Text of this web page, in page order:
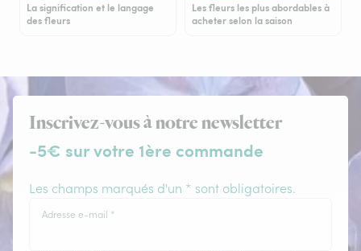
La signification et le langage
des fleurs
Les fleurs les plus abordables à
acheter selon la saison
Inscrivez-vous à notre newsletter
-5€ sur votre 1ère commande
Les champs marqués d'un * sont obligatoires.
Adresse e-mail *